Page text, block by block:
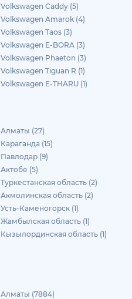
Volkswagen Caddy (5)
Volkswagen Amarok (4)
Volkswagen Taos (3)
Volkswagen E-BORA (3)
Volkswagen Phaeton (3)
Volkswagen Tiguan R (1)
Volkswagen E-THARU (1)
Алматы (27)
Караганда (15)
Павлодар (9)
Актобе (5)
Туркестанская область (2)
Акмолинская область (2)
Усть-Каменогорск (1)
Жамбылская область (1)
Кызылординская область (1)
Алматы (7884)